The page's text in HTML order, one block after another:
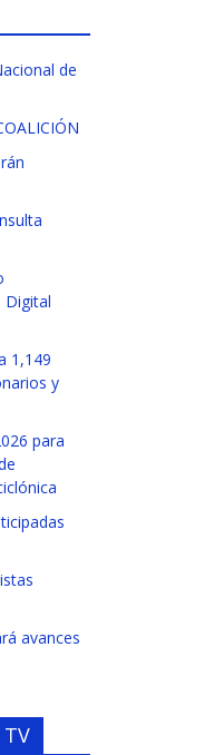
de
Digital
1,149
y
para
avances
TV